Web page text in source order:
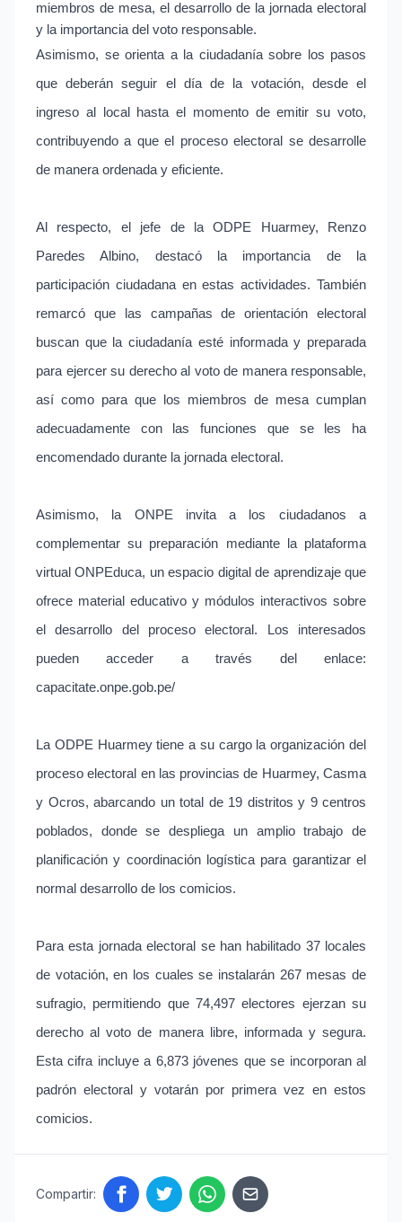
miembros de mesa, el desarrollo de la jornada electoral
y la importancia del voto responsable.
Asimismo, se orienta a la ciudadanía sobre los pasos
que deberán seguir el día de la votación, desde el
ingreso al local hasta el momento de emitir su voto,
contribuyendo a que el proceso electoral se desarrolle
de manera ordenada y eficiente.
Al respecto, el jefe de la ODPE Huarmey, Renzo
Paredes Albino, destacó la importancia de la
participación ciudadana en estas actividades. También
remarcó que las campañas de orientación electoral
buscan que la ciudadanía esté informada y preparada
para ejercer su derecho al voto de manera responsable,
así como para que los miembros de mesa cumplan
adecuadamente con las funciones que se les ha
encomendado durante la jornada electoral.
Asimismo, la ONPE invita a los ciudadanos a
complementar su preparación mediante la plataforma
virtual ONPEduca, un espacio digital de aprendizaje que
ofrece material educativo y módulos interactivos sobre
el desarrollo del proceso electoral. Los interesados
pueden acceder a través del enlace:
capacitate.onpe.gob.pe/
La ODPE Huarmey tiene a su cargo la organización del
proceso electoral en las provincias de Huarmey, Casma
y Ocros, abarcando un total de 19 distritos y 9 centros
poblados, donde se despliega un amplio trabajo de
planificación y coordinación logística para garantizar el
normal desarrollo de los comicios.
Para esta jornada electoral se han habilitado 37 locales
de votación, en los cuales se instalarán 267 mesas de
sufragio, permitiendo que 74,497 electores ejerzan su
derecho al voto de manera libre, informada y segura.
Esta cifra incluye a 6,873 jóvenes que se incorporan al
padrón electoral y votarán por primera vez en estos
comicios.
Compartir: